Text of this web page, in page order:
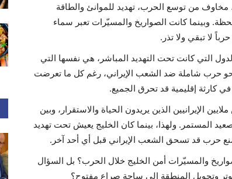
من توسع الحرب، تهديد للموانئ والطاقة
وبينما كانت الصواريخ والمسيّرات تعبر سماء
لا تبقي ولا تذر.
التي كانت تحت التهديد المباشر، هي نفسها التي
نحو حرب شاملة ضد الشعب الإيراني، رغم كل ما تعرضت
كارثة إقليمية قد تحرق الجميع.
الإيرانيين الذين يريدون الحياة والاستقرار، وبين
المستمر. ولهذا، بينما كان الخليج يعيش تحت تهديد
حرب قد تسحق الشعب الإيراني قبل أي أحد آخر.
والمسيّرات أمن الخليج خلال الحرب؟ بل السؤال
وتحويل المنطقة إلى ساحة صراع مفتوح؟